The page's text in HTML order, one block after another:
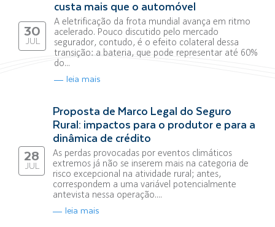
30
JUL
custa mais que o automóvel
A eletrificação da frota mundial avança em ritmo
acelerado. Pouco discutido pelo mercado
segurador, contudo, é o efeito colateral dessa
transição: a bateria, que pode representar até 60%
do...
leia mais
28
JUL
Proposta de Marco Legal do Seguro
Rural: impactos para o produtor e para a
dinâmica de crédito
As perdas provocadas por eventos climáticos
extremos já não se inserem mais na categoria de
risco excepcional na atividade rural; antes,
correspondem a uma variável potencialmente
antevista nessa operação....
leia mais